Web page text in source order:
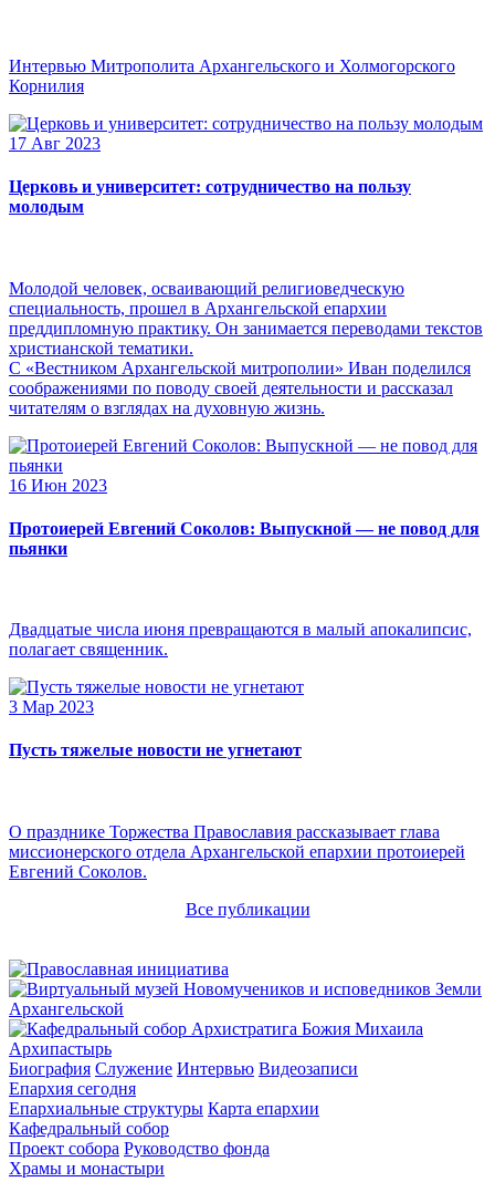
Интервью Митрополита Архангельского и Холмогорского
Корнилия
17 Авг 2023
Церковь и университет: сотрудничество на пользу
молодым
Молодой человек, осваивающий религиоведческую
специальность, прошел в Архангельской епархии
преддипломную практику. Он занимается переводами текстов
христианской тематики.
С «Вестником Архангельской митрополии» Иван поделился
соображениями по поводу своей деятельности и рассказал
читателям о взглядах на духовную жизнь.
16 Июн 2023
Протоиерей Евгений Соколов: Выпускной — не повод для
пьянки
Двадцатые числа июня превращаются в малый апокалипсис,
полагает священник.
3 Мар 2023
Пусть тяжелые новости не угнетают
О празднике Торжества Православия рассказывает глава
миссионерского отдела Архангельской епархии протоиерей
Евгений Соколов.
Все публикации
Архипастырь
Биография Служение Интервью Видеозаписи
Епархия сегодня
Епархиальные структуры Карта епархии
Кафедральный собор
Проект собора Руководство фонда
Храмы и монастыри